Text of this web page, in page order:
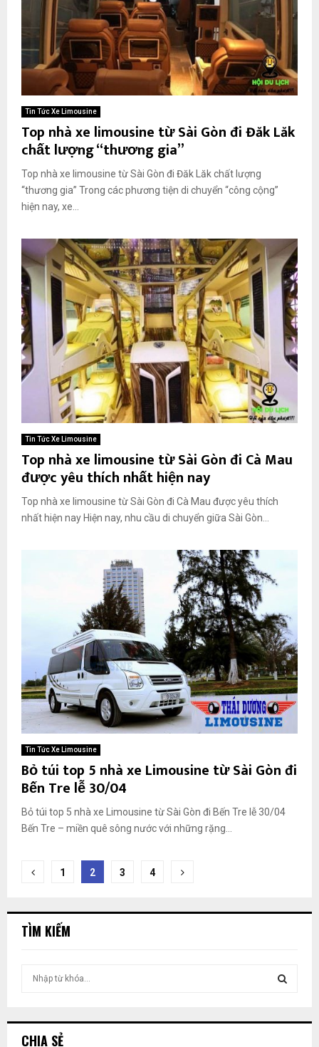
Tin Tức Xe Limousine
Top nhà xe limousine từ Sài Gòn đi Đăk Lăk
chất lượng “thương gia”
Top nhà xe limousine từ Sài Gòn đi Đăk Lăk chất lượng
“thương gia” Trong các phương tiện di chuyển “công cộng”
hiện nay, xe...
Tin Tức Xe Limousine
Top nhà xe limousine từ Sài Gòn đi Cà Mau
được yêu thích nhất hiện nay
Top nhà xe limousine từ Sài Gòn đi Cà Mau được yêu thích
nhất hiện nay Hiện nay, nhu cầu di chuyển giữa Sài Gòn...
Tin Tức Xe Limousine
Bỏ túi top 5 nhà xe Limousine từ Sài Gòn đi
Bến Tre lễ 30/04
Bỏ túi top 5 nhà xe Limousine từ Sài Gòn đi Bến Tre lễ 30/04
Bến Tre – miền quê sông nước với những rặng...
Phân
bài
1 2 3 4
TÌM KIẾM
CHIA SẺ